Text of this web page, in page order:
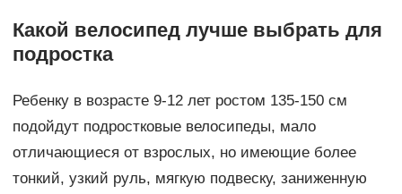
Какой велосипед лучше выбрать для
подростка
Ребенку в возрасте 9-12 лет ростом 135-150 см
подойдут подростковые велосипеды, мало
отличающиеся от взрослых, но имеющие более
тонкий, узкий руль, мягкую подвеску, заниженную